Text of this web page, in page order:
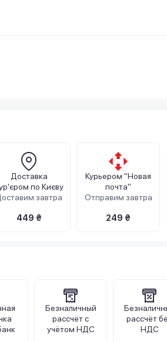
Доставка
по Києву
завтра
449 ₴
Курьером "Новая
почта"
Отправим завтра
249 ₴
Безналичный
рассчёт с
учётом НДС
рассчёт
НДС